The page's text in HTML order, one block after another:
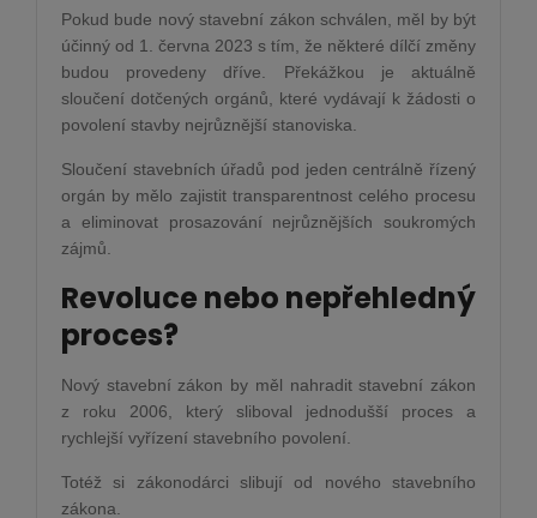
Pokud bude nový stavební zákon schválen, měl by být
účinný od 1. června 2023 s tím, že některé dílčí změny
budou provedeny dříve. Překážkou je aktuálně
sloučení dotčených orgánů, které vydávají k žádosti o
povolení stavby nejrůznější stanoviska.
Sloučení stavebních úřadů pod jeden centrálně řízený
orgán by mělo zajistit transparentnost celého procesu
a eliminovat prosazování nejrůznějších soukromých
zájmů.
Revoluce nebo nepřehledný
proces?
Nový stavební zákon by měl nahradit stavební zákon
z roku 2006, který sliboval jednodušší proces a
rychlejší vyřízení stavebního povolení.
Totéž si zákonodárci slibují od nového stavebního
zákona.